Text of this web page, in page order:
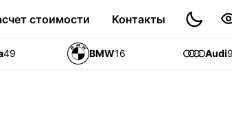
стоимости Контакты
49 BMW16 Audi9